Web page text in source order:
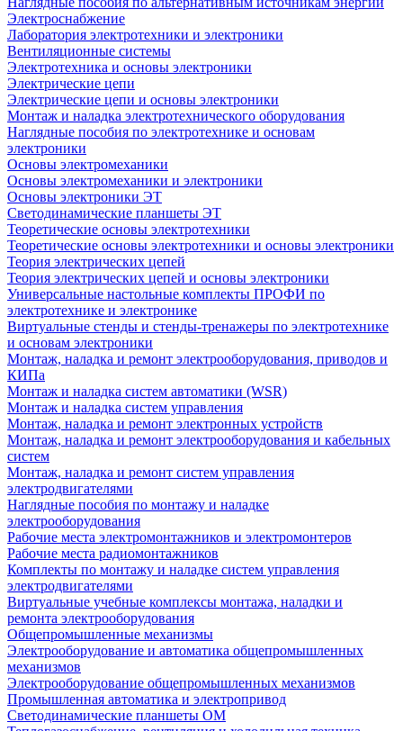
Электроснабжение
Лаборатория электротехники и электроники
Вентиляционные системы
Электротехника и основы электроники
Электрические цепи
Электрические цепи и основы электроники
Монтаж и наладка электротехнического оборудования
Наглядные пособия по электротехнике и основам
электроники
Основы электромеханики
Основы электромеханики и электроники
Основы электроники ЭТ
Светодинамические планшеты ЭТ
Теоретические основы электротехники
Теоретические основы электротехники и основы электроники
Теория электрических цепей
Теория электрических цепей и основы электроники
Универсальные настольные комплекты ПРОФИ по
электротехнике и электронике
Виртуальные стенды и стенды-тренажеры по электротехнике
и основам электроники
Монтаж, наладка и ремонт электрооборудования, приводов и
КИПа
Монтаж и наладка систем автоматики (WSR)
Монтаж и наладка систем управления
Монтаж, наладка и ремонт электронных устройств
Монтаж, наладка и ремонт электрооборудования и кабельных
систем
Монтаж, наладка и ремонт систем управления
электродвигателями
Наглядные пособия по монтажу и наладке
электрооборудования
Рабочие места электромонтажников и электромонтеров
Рабочие места радиомонтажников
Комплекты по монтажу и наладке систем управления
электродвигателями
Виртуальные учебные комплексы монтажа, наладки и
ремонта электрооборудования
Общепромышленные механизмы
Электрооборудование и автоматика общепромышленных
механизмов
Электрооборудование общепромышленных механизмов
Промышленная автоматика и электропривод
Светодинамические планшеты ОМ